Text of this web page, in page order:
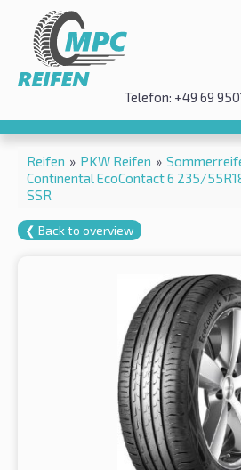
Telefon: +49 69
Reifen » PKW Reifen »
Continental EcoContact 6 235/
SSR
❮ Back to overview